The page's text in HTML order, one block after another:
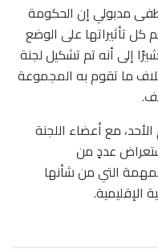
مدبولي إن الحكومة
كل تأثيراتها على الوضع
إلى أنه تم تشكيل لجنة
ما تقوم به المجموعة
مع أعضاء اللجنة
عددٍ من
التي من شأنها
الإقليمية.